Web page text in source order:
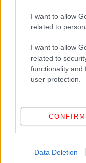
I want to allow
related to
I want to allow
related to
functionality and
user protection.
CONFIRM
Data Deletion